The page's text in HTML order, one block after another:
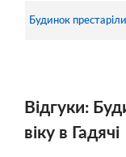
Будинок
Відгуки:
віку в Гадячі